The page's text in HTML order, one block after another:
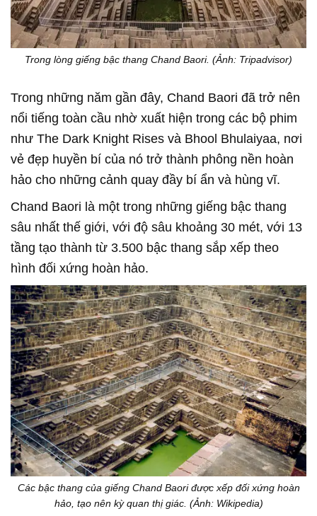
Trong lòng giếng bậc thang Chand Baori. (Ảnh: Tripadvisor)
Trong những năm gần đây, Chand Baori đã trở nên
nổi tiếng toàn cầu nhờ xuất hiện trong các bộ phim
như The Dark Knight Rises và Bhool Bhulaiyaa, nơi
vẻ đẹp huyền bí của nó trở thành phông nền hoàn
hảo cho những cảnh quay đầy bí ẩn và hùng vĩ.
Chand Baori là một trong những giếng bậc thang
sâu nhất thế giới, với độ sâu khoảng 30 mét, với 13
tầng tạo thành từ 3.500 bậc thang sắp xếp theo
hình đối xứng hoàn hảo.
Các bậc thang của giếng Chand Baori được xếp đối xứng hoàn
hảo, tạo nên kỳ quan thị giác. (Ảnh: Wikipedia)